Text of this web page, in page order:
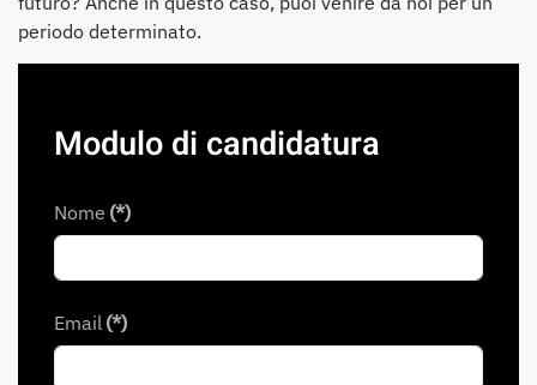
periodo determinato.
Modulo di candidatura
Nome (*)
Email (*)